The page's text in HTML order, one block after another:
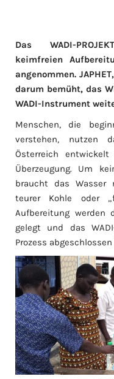
Das WADI-
keimfreien
angenommen.
darum bemüht, das
WADI-Instrument
Menschen, die
verstehen, nutzen
Österreich
Überzeugung. Um
braucht das
teurer Kohle oder
Aufbereitung werden
gelegt und das
Prozess